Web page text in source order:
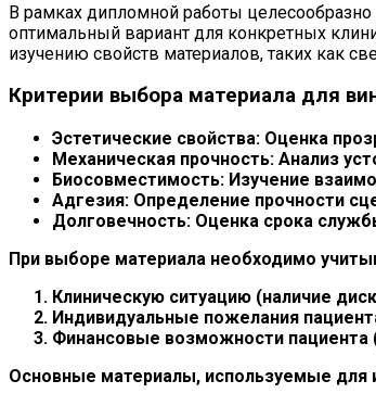
В рамках дипломной работы
оптимальный вариант для конкретных
изучению свойств материалов, таких как
Критерии выбора материала для
Эстетические свойства: Оценка
Механическая прочность: Анализ
Биосовместимость: Изучение
Адгезия: Определение прочности
Долговечность: Оценка срока
При выборе материала необходимо
Клиническую ситуацию (наличие
Индивидуальные пожелания
Финансовые возможности пациента
Основные материалы, используемые для